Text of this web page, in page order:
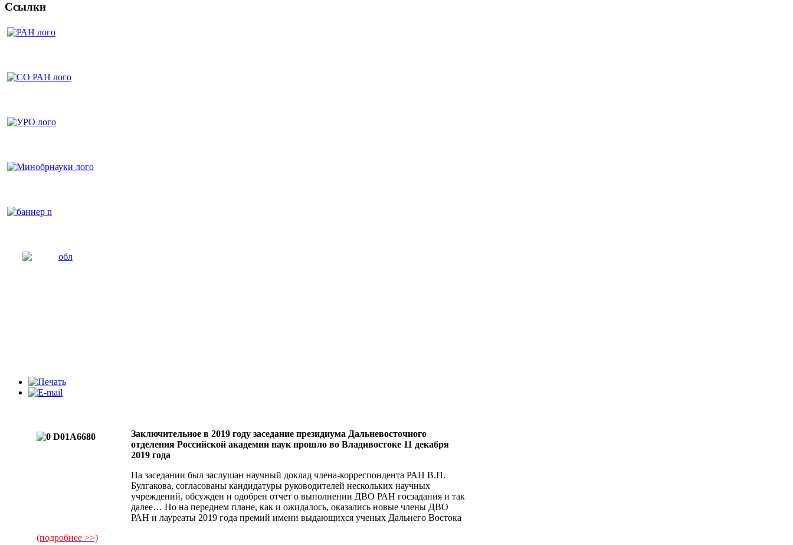
Ссылки
Заключительное в 2019 году заседание президиума Дальневосточного
отделения Российской академии наук прошло во Владивостоке 11 декабря
2019 года
На заседании был заслушан научный доклад члена-корреспондента РАН В.П.
Булгакова, согласованы кандидатуры руководителей нескольких научных
учреждений, обсужден и одобрен отчет о выполнении ДВО РАН госзадания и так
далее… Но на переднем плане, как и ожидалось, оказались новые члены ДВО
РАН и лауреаты 2019 года премий имени выдающихся ученых Дальнего Востока
(подробнее >>)